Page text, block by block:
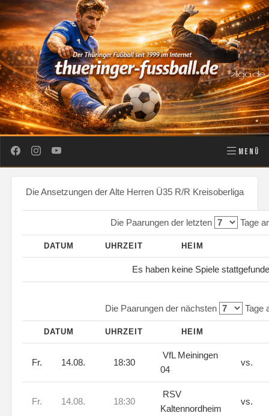
MENÜ
Die Ansetzungen der Alte Herren Ü35 R/R Kreisoberliga
Die Paarungen der letzten Tage
DATUM UHRZEIT HEIM
Es haben keine Spiele
Die Paarungen der nächsten Tage
DATUM UHRZEIT HEIM
Fr. 14.08. 18:30
VfL Meiningen
04
vs.
Fr. 14.08. 18:30
RSV
Kaltennordheim
vs.